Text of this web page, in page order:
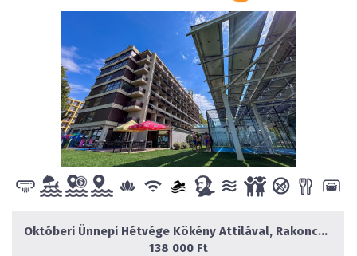
Októberi Ünnepi Hétvége Kökény Attilával, Rakonczai Viktorrral és Baby Gabival
138 000 Ft